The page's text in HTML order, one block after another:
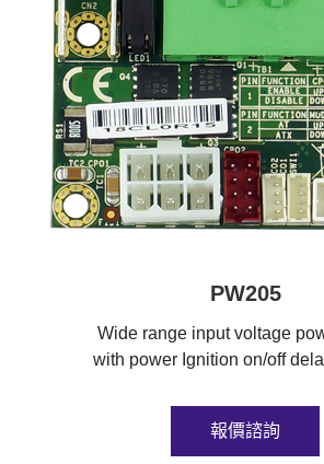
PW205
Wide range input voltage
with power Ignition on/off
報價諮詢